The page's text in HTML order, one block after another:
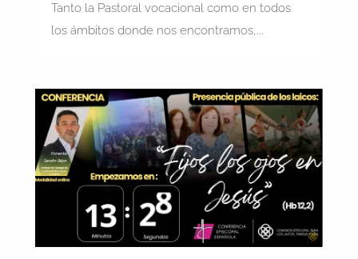
Tanto la Pastoral vocacional como en todos
los ámbitos donde nos encontramos,...